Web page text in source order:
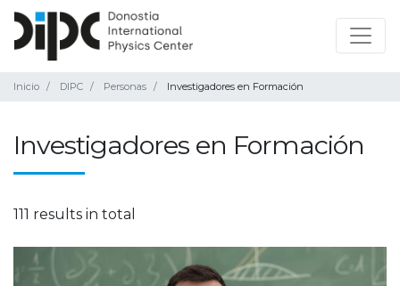
Inicio DIPC Personas Investigadores en Formación
Investigadores en Formación
111 results in total